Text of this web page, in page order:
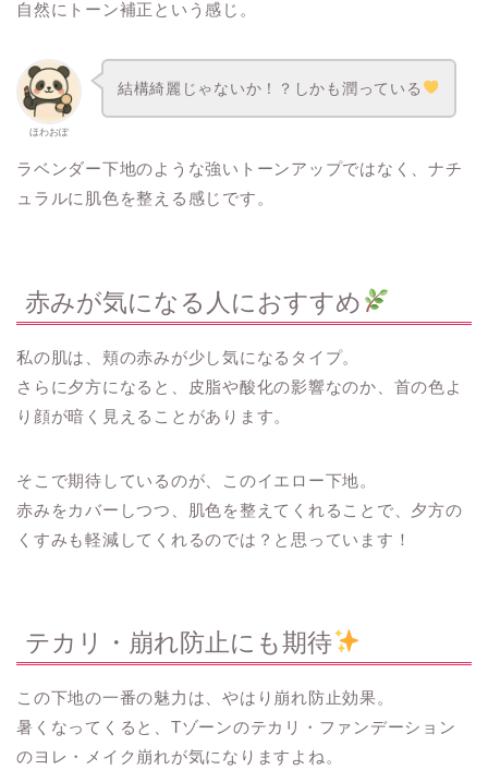
自然にトーン補正という感じ。
ほわおぽ
結構綺麗じゃないか！？しかも潤っている
ラベンダー下地のような強いトーンアップではなく、ナチ
ュラルに肌色を整える感じです。
赤みが気になる人におすすめ
私の肌は、頬の赤みが少し気になるタイプ。
さらに夕方になると、皮脂や酸化の影響なのか、首の色よ
り顔が暗く見えることがあります。
そこで期待しているのが、このイエロー下地。
赤みをカバーしつつ、肌色を整えてくれることで、夕方の
くすみも軽減してくれるのでは？と思っています！
テカリ・崩れ防止にも期待
この下地の一番の魅力は、やはり崩れ防止効果。
暑くなってくると、Tゾーンのテカリ・ファンデーション
のヨレ・メイク崩れが気になりますよね。